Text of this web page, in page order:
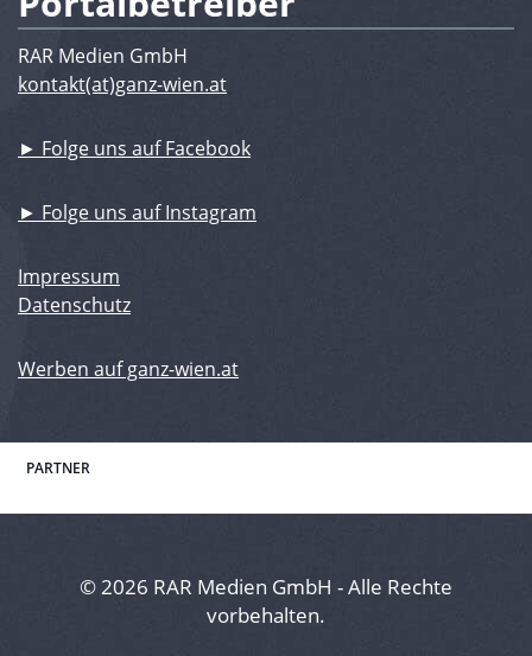
RAR Medien GmbH
kontakt(at)ganz-wien.at
► Folge uns auf Facebook
► Folge uns auf Instagram
Impressum
Datenschutz
Werben auf ganz-wien.at
PARTNER
© 2026 RAR Medien GmbH - Alle Rechte
vorbehalten.